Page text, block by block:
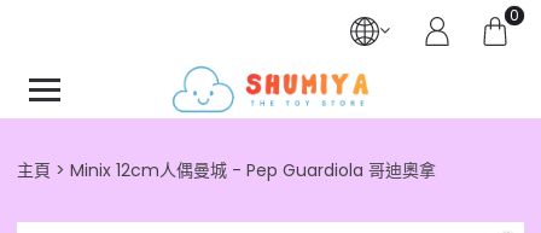
0
主頁 Minix 12cm人偶曼城 - Pep Guardiola 哥迪奧拿